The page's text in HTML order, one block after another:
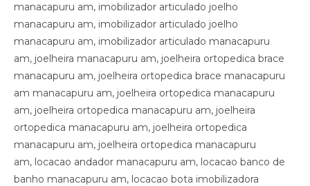
manacapuru am, imobilizador articulado joelho
manacapuru am, imobilizador articulado joelho
manacapuru am, imobilizador articulado manacapuru
am, joelheira manacapuru am, joelheira ortopedica brace
manacapuru am, joelheira ortopedica brace manacapuru
am manacapuru am, joelheira ortopedica manacapuru
am, joelheira ortopedica manacapuru am, joelheira
ortopedica manacapuru am, joelheira ortopedica
manacapuru am, joelheira ortopedica manacapuru
am, locacao andador manacapuru am, locacao banco de
banho manacapuru am, locacao bota imobilizadora